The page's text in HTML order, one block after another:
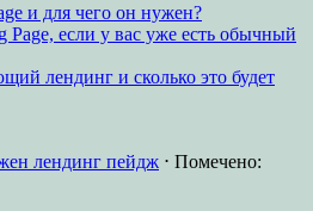
и для чего он нужен?
Page, если у вас уже есть обычный
лендинг и сколько это будет
лендинг пейдж ⋅ Помечено: